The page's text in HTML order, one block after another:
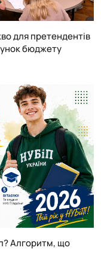
для претендентів
бюджету
Алгоритм, що